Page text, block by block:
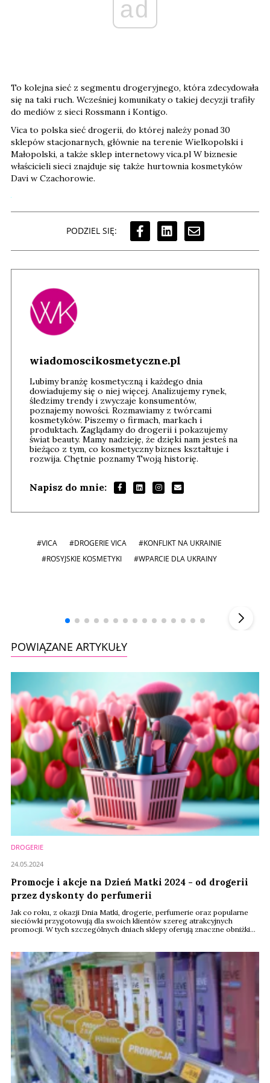
ad
To kolejna sieć z segmentu drogeryjnego, która zdecydowała
się na taki ruch. Wcześniej komunikaty o takiej decyzji trafiły
do mediów z sieci Rossmann i Kontigo.
Vica to polska sieć drogerii, do której należy ponad 30
sklepów stacjonarnych, głównie na terenie Wielkopolski i
Małopolski, a także sklep internetowy vica.pl W biznesie
właścicieli sieci znajduje się także hurtownia kosmetyków
Davi w Czachorowie.
PODZIEL SIĘ:
wiadomoscikosmetyczne.pl
Lubimy branżę kosmetyczną i każdego dnia
dowiadujemy się o niej więcej. Analizujemy rynek,
śledzimy trendy i zwyczaje konsumentów,
poznajemy nowości. Rozmawiamy z twórcami
kosmetyków. Piszemy o firmach, markach i
produktach. Zaglądamy do drogerii i pokazujemy
świat beauty. Mamy nadzieję, że dzięki nam jesteś na
bieżąco z tym, co kosmetyczny biznes kształtuje i
rozwija. Chętnie poznamy Twoją historię.
Napisz do mnie:
#VICA #DROGERIE VICA
#KONFLIKT NA UKRAINIE
#ROSYJSKIE KOSMETYKI
#WPARCIE DLA UKRAINY
POWIĄZANE ARTYKUŁY
DROGERIE
Promocje i akcje na Dzień Matki 2024 - od drogerii
przez dyskonty do perfumerii
Jak co roku, z okazji Dnia Matki, drogerie, perfumerie oraz popularne
sieciówki przygotowują dla swoich klientów szereg atrakcyjnych
promocji. W tych szczególnych dniach sklepy oferują znaczne obniżki
elegancką biżuterię i akcesoria.
24.05.2024